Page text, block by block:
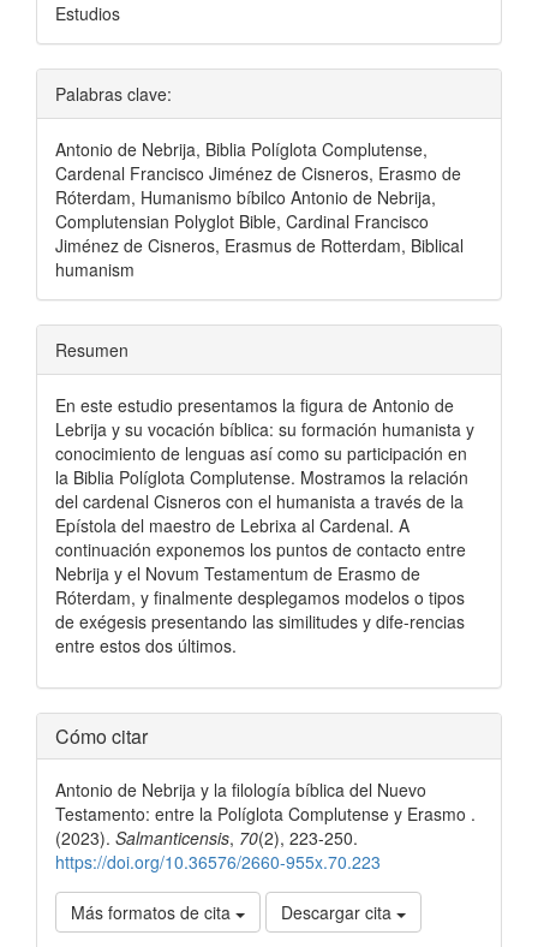
Estudios
Palabras clave:
Antonio de Nebrija, Biblia Políglota Complutense,
Cardenal Francisco Jiménez de Cisneros, Erasmo de
Róterdam, Humanismo bíbilco Antonio de Nebrija,
Complutensian Polyglot Bible, Cardinal Francisco
Jiménez de Cisneros, Erasmus de Rotterdam, Biblical
humanism
Resumen
En este estudio presentamos la figura de Antonio de
Lebrija y su vocación bíblica: su formación humanista y
conocimiento de lenguas así como su participación en
la Biblia Políglota Complutense. Mostramos la relación
del cardenal Cisneros con el humanista a través de la
Epístola del maestro de Lebrixa al Cardenal. A
continuación exponemos los puntos de contacto entre
Nebrija y el Novum Testamentum de Erasmo de
Róterdam, y finalmente desplegamos modelos o tipos
de exégesis presentando las similitudes y dife-rencias
entre estos dos últimos.
Detalles
del
artículo
Cómo citar
Antonio de Nebrija y la filología bíblica del Nuevo
Testamento: entre la Políglota Complutense y Erasmo .
(2023). Salmanticensis, 70(2), 223-250.
https://doi.org/10.36576/2660-955x.70.223
Más formatos de cita Descargar cita